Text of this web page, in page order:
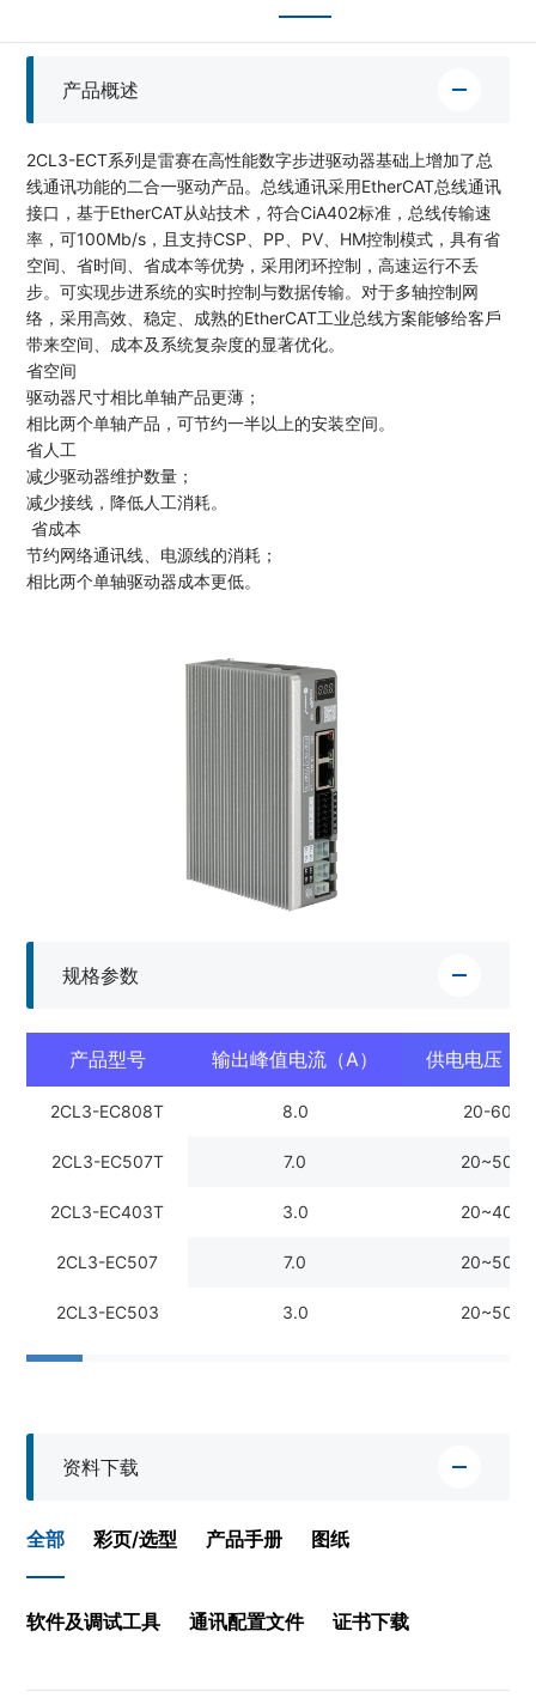
产品概述
2CL3-ECT系列是雷赛在高性能数字步进驱动器基础上增加了总
线通讯功能的二合一驱动产品。总线通讯采用EtherCAT总线通讯
接口，基于EtherCAT从站技术，符合CiA402标准，总线传输速
率，可100Mb/s，且⽀持CSP、PP、PV、HM控制模式，具有省
空间、省时间、省成本等优势，采用闭环控制，高速运行不丢
步。可实现步进系统的实时控制与数据传输。对于多轴控制⽹
络，采⽤⾼效、稳定、成熟的EtherCAT⼯业总线⽅案能够给客⼾
带来空间、成本及系统复杂度的显著优化。
省空间
驱动器尺寸相比单轴产品更薄；
相比两个单轴产品，可节约一半以上的安装空间。
省人工
减少驱动器维护数量；
减少接线，降低人工消耗。
省成本
节约网络通讯线、电源线的消耗；
相比两个单轴驱动器成本更低。
规格参数
产品型号 输出峰值电流（A） 供电电压（
2CL3-EC808T 8.0 20-
2CL3-EC507T 7.0
2CL3-EC403T 3.0
2CL3-EC507 7.0
2CL3-EC503 3.0
资料下载
全部 彩页/选型 产品手册 图纸
软件及调试工具 通讯配置文件 证书下载